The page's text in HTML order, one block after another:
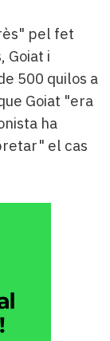
pel fet
Goiat i
500 quilos a
Goiat "era
ha
el cas